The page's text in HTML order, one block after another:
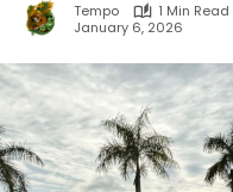
Tempo
1 Min Read
January 6, 2026